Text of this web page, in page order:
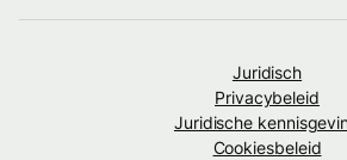
Juridisch
Privacybeleid
Juridische
Cookiesbeleid